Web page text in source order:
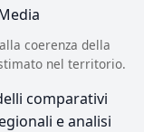
coerenza della
nel territorio.
comparativi
e analisi